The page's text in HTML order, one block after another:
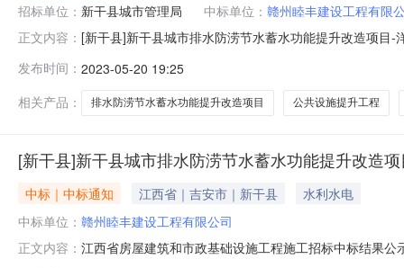
招标单位： 新干县城市管理局 中标单位： 赣州睦丰建设工程有限
正文内容： [新干县]新干县城市排水防涝节水蓄水功能提升改造项目
等。招标控制价1045470.37元开标时间2023年05月12日
982703.5元中标
发布时间： 2023-05-20 19:25
相关产品：
排水防涝节水蓄水功能提升改造项目 公共设施提升工程
[新干县]新干县城市排水防涝节水蓄水功能提升改造
中标｜中标通知 江西省｜吉安市｜新干县
水利水电
中标单位： 赣州睦丰建设工程有限公司
正文内容： 江西省房屋建筑和市政基础设施工程施工招标中标结果